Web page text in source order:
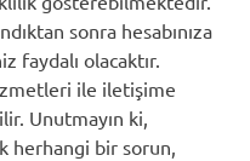
sonra hesabınıza
faydalı olacaktır.
ile iletişime
Unutmayın ki,
herhangi bir sorun,